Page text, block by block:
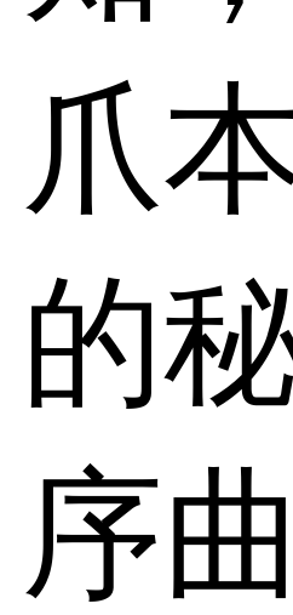
爪
的
序曲